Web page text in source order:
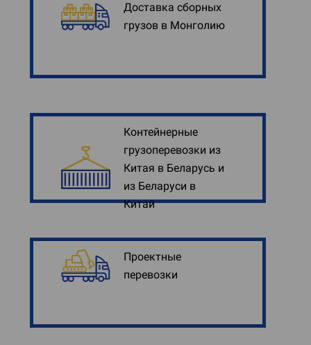
Доставка сборных
грузов в Монголию
Контейнерные
грузоперевозки из
Китая в Беларусь и
из Беларуси в
Китай
Проектные
перевозки